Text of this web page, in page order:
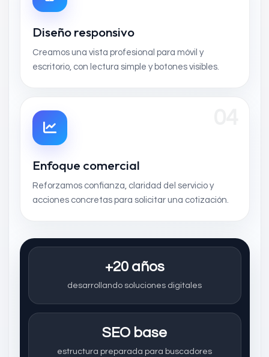
Diseño responsivo
Creamos una vista profesional para móvil y
escritorio, con lectura simple y botones visibles.
Enfoque comercial
Reforzamos confianza, claridad del servicio y
acciones concretas para solicitar una cotización.
+20 años
desarrollando soluciones digitales
SEO base
estructura preparada para buscadores